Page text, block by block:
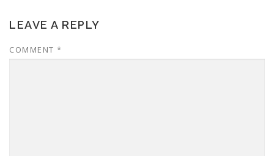
LEAVE A REPLY
COMMENT *